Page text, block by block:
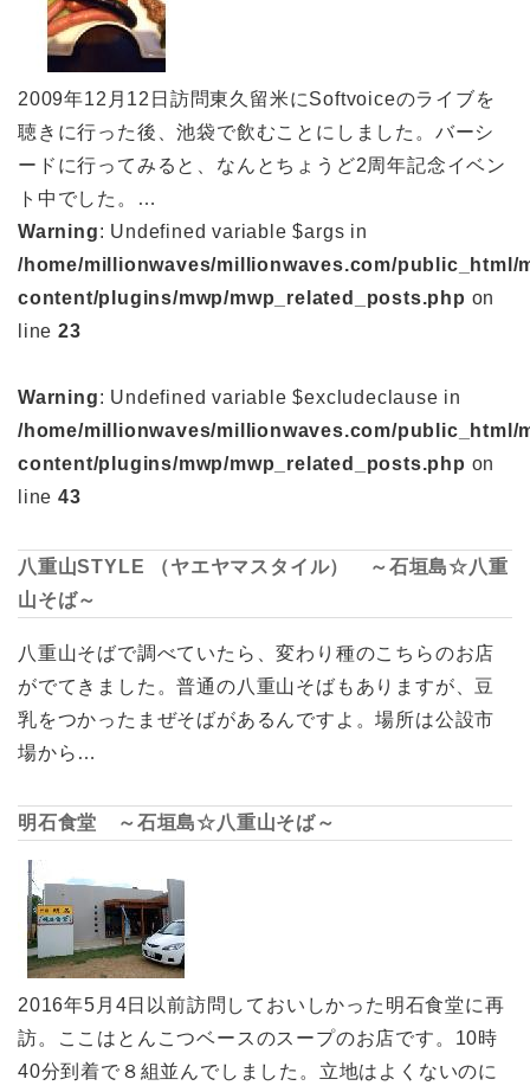
2009年12月12日訪問東久留米にSoftvoiceのライブを
聴きに行った後、池袋で飲むことにしました。バーシ
ードに行ってみると、なんとちょうど2周年記念イベン
ト中でした。…
Warning: Undefined variable $args in
/home/millionwaves/millionwaves.com/public_html/
content/plugins/mwp/mwp_related_posts.php on
line 23
Warning: Undefined variable $excludeclause in
/home/millionwaves/millionwaves.com/public_html/
content/plugins/mwp/mwp_related_posts.php on
line 43
八重山STYLE （ヤエヤマスタイル） ～石垣島☆八重
山そば～
八重山そばで調べていたら、変わり種のこちらのお店
がでてきました。普通の八重山そばもありますが、豆
乳をつかったまぜそばがあるんですよ。場所は公設市
場から…
明石食堂 ～石垣島☆八重山そば～
2016年5月4日以前訪問しておいしかった明石食堂に再
訪。ここはとんこつベースのスープのお店です。10時
40分到着で８組並んでしました。立地はよくないのに